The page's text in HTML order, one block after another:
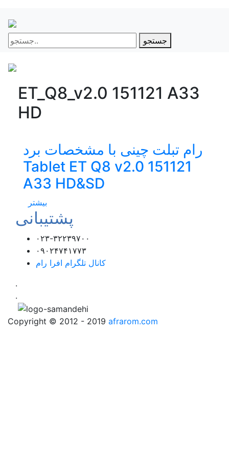
جستجو
ET_Q8_v2.0 151121 A33
HD
رام تبلت چینی با مشخصات برد
Tablet ET Q8 v2.0 151121
A33 HD&SD
بیشتر
پشتیبانی
۰۲۳-۳۲۲۳۹۷۰۰
۰۹۰۲۴۷۴۱۷۷۳
کانال تلگرام افرا رام
.
.
Copyright © 2012 - 2019 afrarom.com